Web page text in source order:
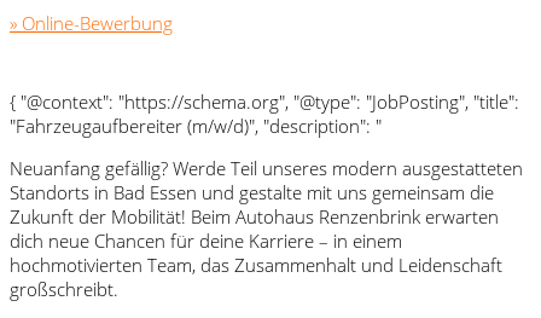
» Online-Bewerbung
{ "@context": "https://schema.org", "@type": "JobPosting", "title":
"Fahrzeugaufbereiter (m/w/d)", "description": "
Neuanfang gefällig? Werde Teil unseres modern ausgestatteten
Standorts in Bad Essen und gestalte mit uns gemeinsam die
Zukunft der Mobilität! Beim Autohaus Renzenbrink erwarten
dich neue Chancen für deine Karriere – in einem
hochmotivierten Team, das Zusammenhalt und Leidenschaft
großschreibt.